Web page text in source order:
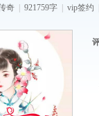
奇 921759字 vip签约